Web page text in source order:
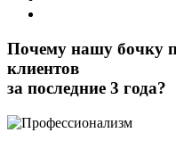
Почему нашу бочку
клиентов
за последние 3 года?